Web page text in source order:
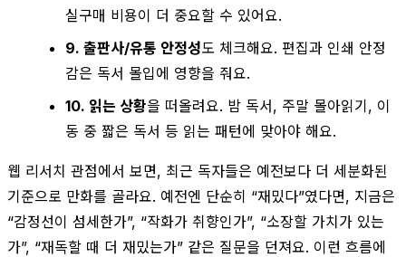
실구매 비용이 더 중요할 수 있어요.
9. 출판사/유통 안정성도 체크해요. 편집과 인쇄 안정
감은 독서 몰입에 영향을 줘요.
10. 읽는 상황을 떠올려요. 밤 독서, 주말 몰아읽기, 이
동 중 짧은 독서 등 읽는 패턴에 맞아야 해요.
웹 리서치 관점에서 보면, 최근 독자들은 예전보다 더 세분화된
기준으로 만화를 골라요. 예전엔 단순히 “재밌다”였다면, 지금은
“감정선이 섬세한가”, “작화가 취향인가”, “소장할 가치가 있는
가”, “재독할 때 더 재밌는가” 같은 질문을 던져요. 이런 흐름에